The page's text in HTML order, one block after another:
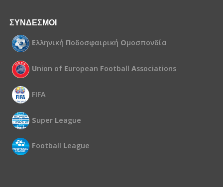
ΣΥΝΔΕΣΜΟΙ
Ελληνική Ποδοσφαιρική Ομοσπονδία
Union of European Football Associations
FIFA
Super League
Football League